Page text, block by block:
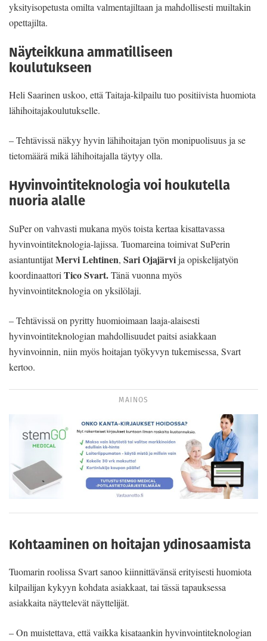
yksityisopetusta omilta valmentajiltaan ja mahdollisesti muiltakin
opettajilta.
Näyteikkuna ammatilliseen
koulutukseen
Heli Saarinen uskoo, että Taitaja-kilpailu tuo positiivista huomiota
lähihoitajakoulutukselle.
– Tehtävissä näkyy hyvin lähihoitajan työn monipuolisuus ja se
tietomäärä mikä lähihoitajalla täytyy olla.
Hyvinvointiteknologia voi houkutella
nuoria alalle
SuPer on vahvasti mukana myös toista kertaa kisattavassa
hyvinvointiteknologia-lajissa. Tuomareina toimivat SuPerin
asiantuntijatMervi Lehtinen, Sari Ojajärvija opiskelijatyön
koordinaattori Tico Svart.Tänä vuonna myös
hyvinvointiteknologia on yksilölaji.
– Tehtävissä on pyritty huomioimaan laaja-alaisesti
hyvinvointiteknologian mahdollisuudet paitsi asiakkaan
hyvinvoinnin, niin myös hoitajan työkyvyn tukemisessa, Svart
kertoo.
MAINOS
Kohtaaminen on hoitajan ydinosaamista
Tuomarin roolissa Svart sanoo kiinnittävänsä erityisesti huomiota
kilpailijan kykyyn kohdata asiakkaat, tai tässä tapauksessa
asiakkaita näyttelevät näyttelijät.
– On muistettava, että vaikka kisataankin hyvinvointiteknologian